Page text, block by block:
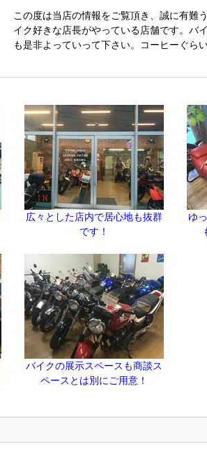
この度は当店の情報をご覧頂き、誠に有難
イク好きな店長がやっている店舗です。バ
も是非よっていって下さい。コーヒーぐら
広々とした店内で居心地も抜群
です！
ゆ
バイクの展示スペースも商談ス
ペースとは別にご用意！